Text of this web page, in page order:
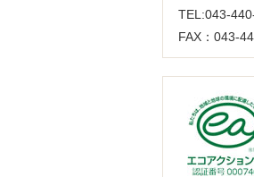
TEL:043-
FAX：043-